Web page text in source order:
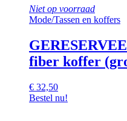
Niet op voorraad
Mode/Tassen en koffers
fiber koffer
€ 32,50
Bestel nu!